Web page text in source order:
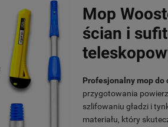
Mop
ścian i
Profesjonalny mop do
przygotowania
szlifowaniu gładzi i
materiału, który